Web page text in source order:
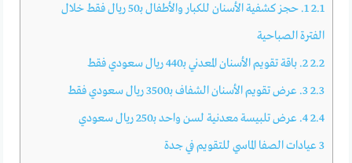
2.1
1. حجز كشفية الأسنان للكبار والأطفال بـ50 ريال فقط خلال
الفترة الصباحية
2.22. باقة تقويم الأسنان المعدني بـ440 ريال سعودي فقط
2.33. عرض تقويم الأسنان الشفاف بـ3500 ريال سعودي فقط
2.44. عرض تلبيسة معدنية لسن واحد بـ250 ريال سعودي
3 عيادات الصفا الماسي للتقويم في جدة